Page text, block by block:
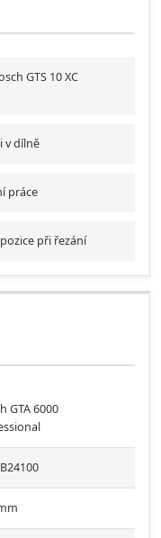
GTS 10 XC
v dílně
práce
při řezání
GTA 6000